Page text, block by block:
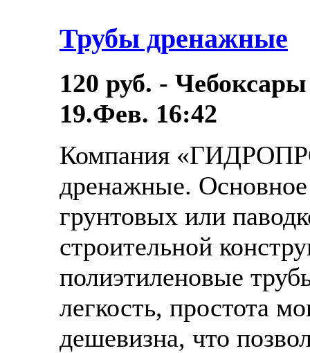
Трубы дренажные
120 руб. -
19.Фев. 16:42
Компания
дренажные. Основное
грунтовых или
строительной
полиэтиленовые
легкость, простота
дешевизна, что